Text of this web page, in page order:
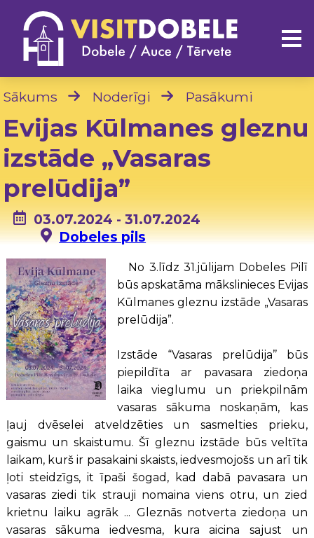
Sākums Noderīgi Pasākumi
Evijas Kūlmanes gleznu
izstāde „Vasaras
prelūdija”
03.07.2024 - 31.07.2024
Dobeles pils
No 3.līdz 31.jūlijam Dobeles Pilī
būs apskatāma mākslinieces Evijas
Kūlmanes gleznu izstāde „Vasaras
prelūdija”.
Izstāde “Vasaras prelūdija’’ būs
piepildīta ar pavasara ziedoņa
laika vieglumu un priekpilnām
vasaras sākuma noskaņām, kas
ļauj dvēselei atveldzēties un sasmelties prieku,
gaismu un skaistumu. Šī gleznu izstāde būs veltīta
laikam, kurš ir pasakaini skaists, iedvesmojošs un arī tik
ļoti steidzīgs, it īpaši šogad, kad dabā pavasara un
vasaras zieditik strauji nomaina viens otru, un zied
krietnu laiku agrāk ... Gleznās notverta ziedoņa un
vasaras sākuma iedvesma, kura aicina sajust un